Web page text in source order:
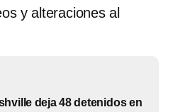
y alteraciones al
deja 48 detenidos en